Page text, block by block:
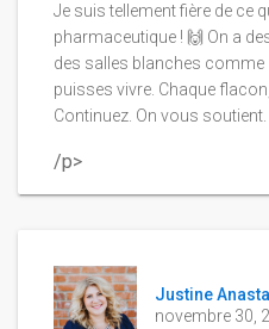
Je suis tellement fière de ce
pharmaceutique ! 🙌 On a
des salles blanches
puisses vivre. Chaque
Continuez. On vous
/p>
Justine
novembre 30,